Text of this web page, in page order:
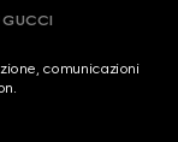
GUCCI
comunicazioni